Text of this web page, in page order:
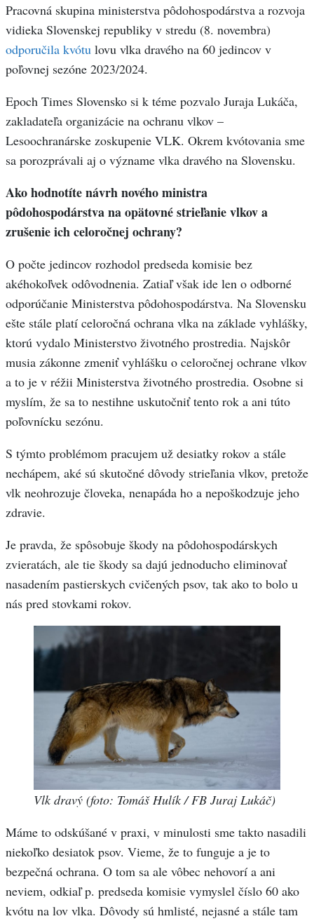
Pracovná skupina ministerstva pôdohospodárstva a rozvoja
vidieka Slovenskej republiky v stredu (8. novembra)
odporučila kvótu lovu vlka dravého na 60 jedincov v
poľovnej sezóne 2023/2024.
Epoch Times Slovensko si k téme pozvalo Juraja Lukáča,
zakladateľa organizácie na ochranu vlkov –
Lesoochranárske zoskupenie VLK. Okrem kvótovania sme
sa porozprávali aj o význame vlka dravého na Slovensku.
Ako hodnotíte návrh nového ministra
pôdohospodárstva na opätovné strieľanie vlkov a
zrušenie ich celoročnej ochrany?
O počte jedincov rozhodol predseda komisie bez
akéhokoľvek odôvodnenia. Zatiaľ však ide len o odborné
odporúčanie Ministerstva pôdohospodárstva. Na Slovensku
ešte stále platí celoročná ochrana vlka na základe vyhlášky,
ktorú vydalo Ministerstvo životného prostredia. Najskôr
musia zákonne zmeniť vyhlášku o celoročnej ochrane vlkov
a to je v réžii Ministerstva životného prostredia. Osobne si
myslím, že sa to nestihne uskutočniť tento rok a ani túto
poľovnícku sezónu.
S týmto problémom pracujem už desiatky rokov a stále
nechápem, aké sú skutočné dôvody strieľania vlkov, pretože
vlk neohrozuje človeka, nenapáda ho a nepoškodzuje jeho
zdravie.
Je pravda, že spôsobuje škody na pôdohospodárskych
zvieratách, ale tie škody sa dajú jednoducho eliminovať
nasadením pastierskych cvičených psov, tak ako to bolo u
nás pred stovkami rokov.
Vlk dravý (foto: Tomáš Hulík / FB Juraj Lukáč)
Máme to odskúšané v praxi, v minulosti sme takto nasadili
niekoľko desiatok psov. Vieme, že to funguje a je to
bezpečná ochrana. O tom sa ale vôbec nehovorí a ani
neviem, odkiaľ p. predseda komisie vymyslel číslo 60 ako
kvótu na lov vlka. Dôvody sú hmlisté, nejasné a stále tam